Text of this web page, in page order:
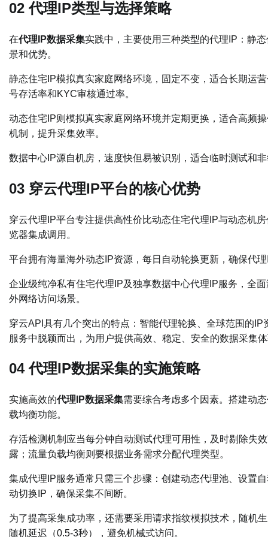
02 代理IP类型与选择策略
在代理IP数据采集实践中，主要使用三种类型的代理IP：静
景和优势。
静态住宅IP模拟真实家庭网络环境，固定不变，适合长期运
号存活率和KYC审核通过率。
动态住宅IP则模拟真实家庭网络环境并定期更换，适合高频
机制，提升采集效率。
数据中心IP源自机房，速度快但易被识别，适合临时测试和
03 穿云代理IP平台的核心优势
穿云代理IP平台专注提供高性价比动态住宅代理IP与动态机
览器集成调用。
平台拥有海量海外动态IP资源，每日自动轮换更新，确保代
企业级纯净私有住宅代理IP及独享数据中心代理IP服务，全
外网络访问场景。
穿云API具有几个突出的特点：智能代理轮换、全球范围的
服务中脱颖而出，为用户提供高效、稳定、安全的数据采集
04 代理IP数据采集的实施策略
实施高效的代理IP数据采集需要综合考虑多个因素。搭建动
载均衡功能。
存活检测机制应当每分钟自动测试代理可用性，及时剔除失
露；流量负载均衡则要根据业务需求分配代理类型。
集成代理IP服务通常只需三个步骤：创建动态代理池、设置
动切换IP，确保采集不间断。
为了提高采集成功率，还需要采用请求指纹模拟技术，随机
随机延迟（0.5-3秒），避免机械式访问。